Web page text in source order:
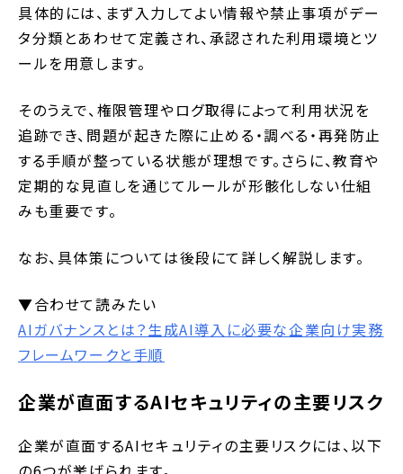
具体的には、まず入力してよい情報や禁止事項がデー
タ分類とあわせて定義され、承認された利用環境とツ
ールを用意します。
そのうえで、権限管理やログ取得によって利用状況を
追跡でき、問題が起きた際に止める・調べる・再発防止
する手順が整っている状態が理想です。さらに、教育や
定期的な見直しを通じてルールが形骸化しない仕組
みも重要です。
なお、具体策については後段にて詳しく解説します。
▼合わせて読みたい
AIガバナンスとは？生成AI導入に必要な企業向け実務
フレームワークと手順
企業が直面するAIセキュリティの主要リスク
企業が直面するAIセキュリティの主要リスクには、以下